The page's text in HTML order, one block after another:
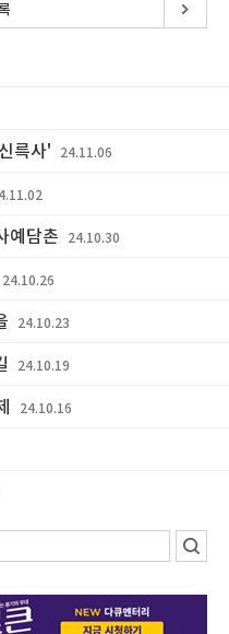
륵사' 24.11.06
예담촌 24.10.30
24.10.26
24.10.23
24.10.19
24.10.16